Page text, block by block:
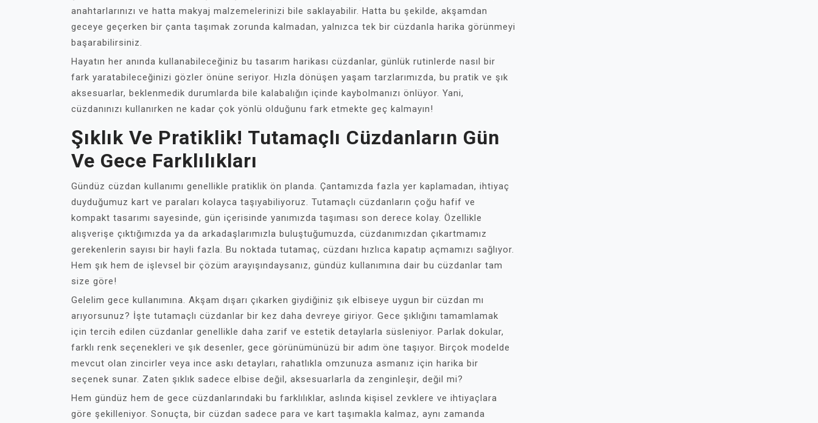
anahtarlarınızı ve hatta makyaj malzemelerinizi bile saklayabilir. Hatta bu şekilde, akşamdan
geceye geçerken bir çanta taşımak zorunda kalmadan, yalnızca tek bir cüzdanla harika görünmeyi
başarabilirsiniz.
Hayatın her anında kullanabileceğiniz bu tasarım harikası cüzdanlar, günlük rutinlerde nasıl bir
fark yaratabileceğinizi gözler önüne seriyor. Hızla dönüşen yaşam tarzlarımızda, bu pratik ve şık
aksesuarlar, beklenmedik durumlarda bile kalabalığın içinde kaybolmanızı önlüyor. Yani,
cüzdanınızı kullanırken ne kadar çok yönlü olduğunu fark etmekte geç kalmayın!
Şıklık Ve Pratiklik! Tutamaçlı Cüzdanların Gün
Ve Gece Farklılıkları
Gündüz cüzdan kullanımı genellikle pratiklik ön planda. Çantamızda fazla yer kaplamadan, ihtiyaç
duyduğumuz kart ve paraları kolayca taşıyabiliyoruz. Tutamaçlı cüzdanların çoğu hafif ve
kompakt tasarımı sayesinde, gün içerisinde yanımızda taşıması son derece kolay. Özellikle
alışverişe çıktığımızda ya da arkadaşlarımızla buluştuğumuzda, cüzdanımızdan çıkartmamız
gerekenlerin sayısı bir hayli fazla. Bu noktada tutamaç, cüzdanı hızlıca kapatıp açmamızı sağlıyor.
Hem şık hem de işlevsel bir çözüm arayışındaysanız, gündüz kullanımına dair bu cüzdanlar tam
size göre!
Gelelim gece kullanımına. Akşam dışarı çıkarken giydiğiniz şık elbiseye uygun bir cüzdan mı
arıyorsunuz? İşte tutamaçlı cüzdanlar bir kez daha devreye giriyor. Gece şıklığını tamamlamak
için tercih edilen cüzdanlar genellikle daha zarif ve estetik detaylarla süsleniyor. Parlak dokular,
farklı renk seçenekleri ve şık desenler, gece görünümünüzü bir adım öne taşıyor. Birçok modelde
mevcut olan zincirler veya ince askı detayları, rahatlıkla omzunuza asmanız için harika bir
seçenek sunar. Zaten şıklık sadece elbise değil, aksesuarlarla da zenginleşir, değil mi?
Hem gündüz hem de gece cüzdanlarındaki bu farklılıklar, aslında kişisel zevklere ve ihtiyaçlara
göre şekilleniyor. Sonuçta, bir cüzdan sadece para ve kart taşımakla kalmaz, aynı zamanda